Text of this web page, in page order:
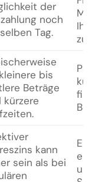
der
noch
Tag.
bis
Beträge
kürzere
kann
sein als bei